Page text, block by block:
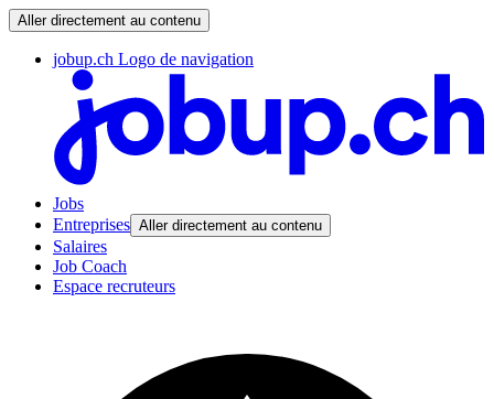
Aller directement au contenu
jobup.ch Logo de navigation
Jobs
Entreprises Aller directement au contenu
Salaires
Job Coach
Espace recruteurs